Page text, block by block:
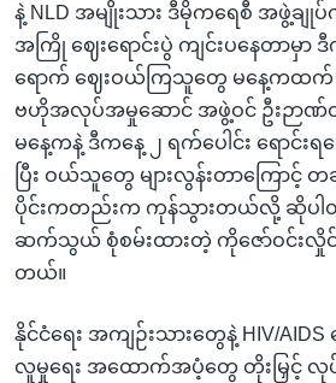
နေရာ
ကျော်
နဲ့ NLD အမျိုးသား ဒီမိုကရေစီ အဖွဲ့ခ
အကြို ဈေးရောင်းပွဲ ကျင်းပနေတာမှာ
ရောက် ဈေးဝယ်ကြသူတွေ မနေ့ကထက်
ဗဟိုအလုပ်အမှုဆောင် အဖွဲ့ဝင် ဦးဉာဏ်ဝ
မနေ့ကနဲ့ ဒီကနေ့ ၂ ရက်ပေါင်း ရောင်းရငွ
ပြီး ဝယ်သူတွေ များလွန်းတာကြောင့်
ပိုင်းကတည်းက ကုန်သွားတယ်လို့ ဆိုပ
ဆက်သွယ် စုံစမ်းထားတဲ့ ကိုဇော်ဝင်းလှိုင်က
တယ်။
နိုင်ငံရေး အကျဉ်းသားတွေနဲ့ HIV/
လူမှုရေး အထောက်အပံ့တွေ တိုးမြှင့် လုပ်